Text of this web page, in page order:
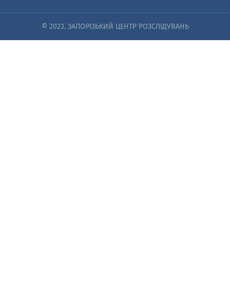
© 2023. ЗАПОРІЗЬКИЙ ЦЕНТР РОЗСЛІДУВАНЬ